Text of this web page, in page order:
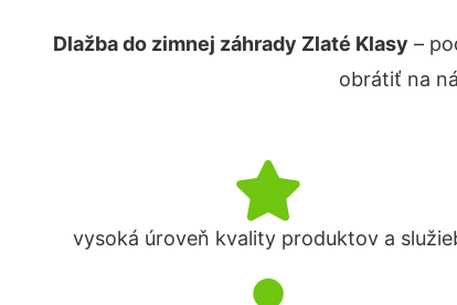
Dlažba do zimnej záhrady Zlaté Klasy –
obrátiť na
vysoká úroveň kvality produktov a